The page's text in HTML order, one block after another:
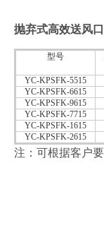
抛弃式高效送风口
型号
YC-KPSFK-5515
YC-KPSFK-6615
YC-KPSFK-9615
YC-KPSFK-7715
YC-KPSFK-1615
YC-KPSFK-2615
注：可根据客户